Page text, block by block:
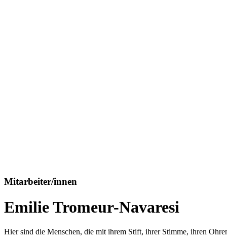
Mitarbeiter/innen
Emilie Tromeur-Navaresi
Hier sind die Menschen, die mit ihrem Stift, ihrer Stimme, ihren